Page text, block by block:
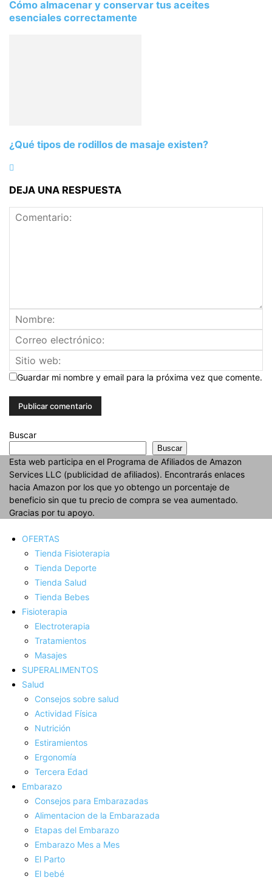
Cómo almacenar y conservar tus aceites
esenciales correctamente
¿Qué tipos de rodillos de masaje existen?
DEJA UNA RESPUESTA
Guardar mi nombre y email para la próxima vez que comente.
Buscar
Buscar
Esta web participa en el Programa de Afiliados de Amazon
Services LLC (publicidad de afiliados). Encontrarás enlaces
hacia Amazon por los que yo obtengo un porcentaje de
beneficio sin que tu precio de compra se vea aumentado.
Gracias por tu apoyo.
OFERTAS
Tienda Fisioterapia
Tienda Deporte
Tienda Salud
Tienda Bebes
Fisioterapia
Electroterapia
Tratamientos
Masajes
SUPERALIMENTOS
Salud
Consejos sobre salud
Actividad Fí­sica
Nutrición
Estiramientos
Ergonomí­a
Tercera Edad
Embarazo
Consejos para Embarazadas
Alimentacion de la Embarazada
Etapas del Embarazo
Embarazo Mes a Mes
El Parto
El bebé